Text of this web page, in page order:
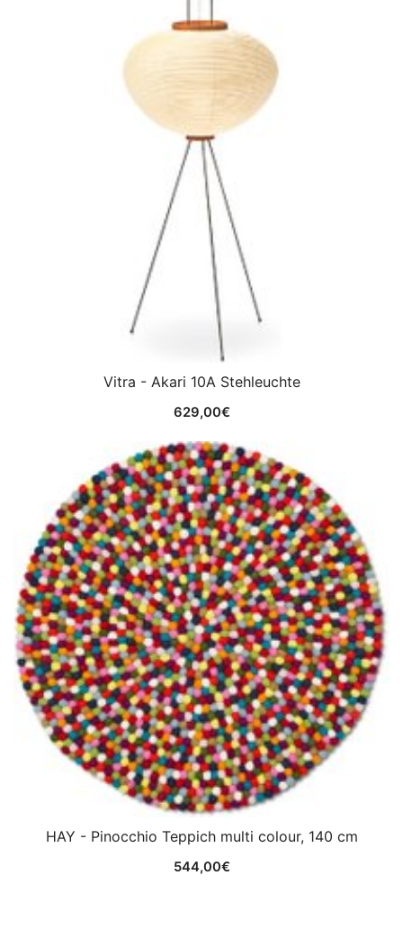
Vitra - Akari 10A Stehleuchte
629,00€
HAY - Pinocchio Teppich multi colour, 140 cm
544,00€